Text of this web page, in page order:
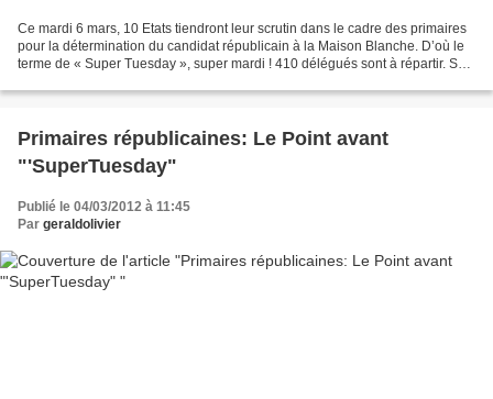
Ce mardi 6 mars, 10 Etats tiendront leur scrutin dans le cadre des primaires
pour la détermination du candidat républicain à la Maison Blanche. D’où le
terme de « Super Tuesday », super mardi ! 410 délégués sont à répartir. Soit
Primaires républicaines: Le Point avant
"'SuperTuesday"
Publié le 04/03/2012 à 11:45
Par geraldolivier